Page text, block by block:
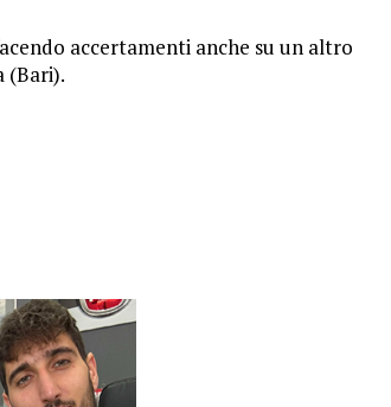
accertamenti anche su un altro
(Bari).